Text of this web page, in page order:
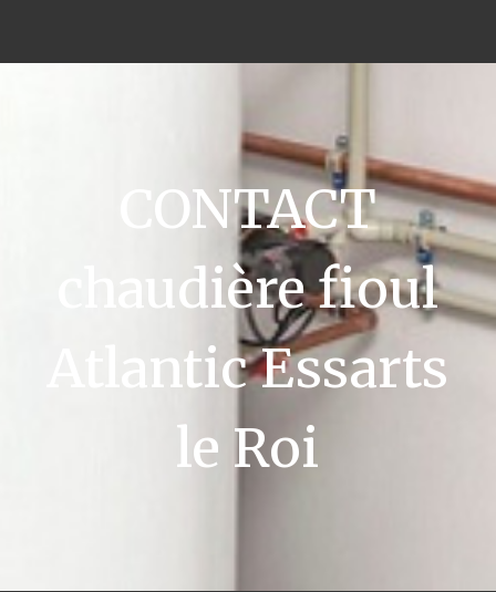
CONTACT
chaudière fioul
Atlantic Essarts
le Roi